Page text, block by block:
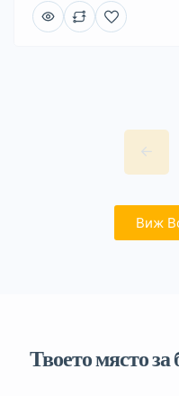
Виж
Твоето място за